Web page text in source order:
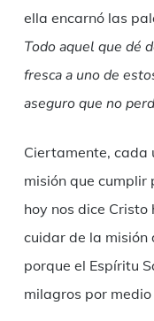
ella encarnó las
Todo aquel que dé
fresca a uno de
aseguro que no
Ciertamente, cada
misión que cumplir
hoy nos dice
cuidar de la misión
porque el Espíritu
milagros por